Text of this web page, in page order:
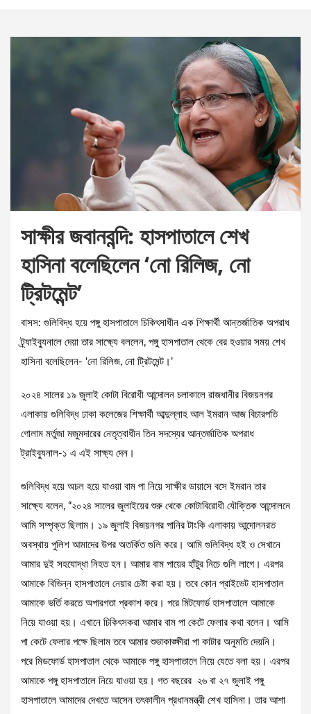
সাক্ষীর জবানবন্দি: হাসপাতালে শেখ
হাসিনা বলেছিলেন ‘নো রিলিজ, নো
ট্রিটমেন্ট’
বাসস: গুলিবিদ্ধ হয়ে পঙ্গু হাসপাতালে চিকিৎসাধীন এক শিক্ষার্থী আন্তর্জাতিক অপরাধ
ট্র্যাইব্যুনালে দেয়া তার সাক্ষ্যে বললেন, পঙ্গু হাসপাতাল থেকে বের হওয়ার সময় শেখ
হাসিনা বলেছিলেন- ‘নো রিলিজ, নো ট্রিটমেন্ট।’
২০২৪ সালের ১৯ জুলাই কোটা বিরোধী আন্দোলন চলাকালে রাজধানীর বিজয়নগর
এলাকায় গুলিবিদ্ধ ঢাকা কলেজের শিক্ষার্থী আব্দুল্লাহ আল ইমরান আজ বিচারপতি
গোলাম মর্তুজা মজুমদারের নেতৃত্বাধীন তিন সদস্যের আন্তর্জাতিক অপরাধ
ট্রাইব্যুনাল-১ এ এই সাক্ষ্য দেন।
গুলিবিদ্ধ হয়ে অচল হয়ে যাওয়া বাম পা নিয়ে সাক্ষীর ডায়াসে বসে ইমরান তার
সাক্ষ্যে বলেন, “২০২৪ সালের জুলাইয়ের শুরু থেকে কোটাবিরোধী যৌক্তিক আন্দোলনে
আমি সম্পৃক্ত ছিলাম। ১৯ জুলাই বিজয়নগর পানির টাংকি এলাকায় আন্দোলনরত
অবস্থায় পুলিশ আমাদের উপর অতর্কিত গুলি করে। আমি গুলিবিদ্ধ হই ও সেখানে
আমার দুই সহযোদ্ধা নিহত হন। আমার বাম পায়ের হাঁটুর নিচে গুলি লাগে। এরপর
আমাকে বিভিন্ন হাসপাতালে নেয়ার চেষ্টা করা হয়। তবে কোন প্রাইভেট হাসপাতাল
আমাকে ভর্তি করতে অপারগতা প্রকাশ করে। পরে মিটফোর্ড হাসপাতালে আমাকে
নিয়ে যাওয়া হয়। এখানে চিকিৎসকরা আমার বাম পা কেটে ফেলার কথা বলেন। আমি
পা কেটে ফেলার পক্ষে ছিলাম তবে আমার শুভাকাঙ্ক্ষীরা পা কাটার অনুমতি দেয়নি।
পরে মিডফোর্ড হাসপাতাল থেকে আমাকে পঙ্গু হাসপাতালে নিয়ে যেতে বলা হয়। এরপর
আমাকে পঙ্গু হাসপাতালে নিয়ে যাওয়া হয়। গত বছরের ২৬ বা ২৭ জুলাই পঙ্গু
হাসপাতালে আমাদের দেখতে আসেন তৎকালীন প্রধানমন্ত্রী শেখ হাসিনা। তার আশা